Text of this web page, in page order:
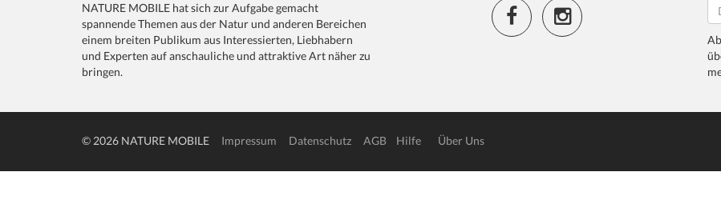
NATURE MOBILE hat sich zur Aufgabe gemacht
spannende Themen aus der Natur und anderen Bereichen
einem breiten Publikum aus Interessierten, Liebhabern
und Experten auf anschauliche und attraktive Art näher zu
bringen.
© 2026 NATURE MOBILE Impressum Datenschutz AGB Hilfe Über Uns